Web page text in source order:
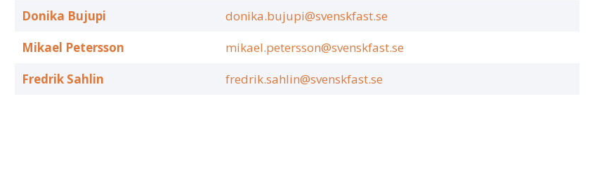
Donika Bujupi
donika.bujupi@svenskfast.se
Mikael Petersson
mikael.petersson@svenskfast.se
Fredrik Sahlin
fredrik.sahlin@svenskfast.se